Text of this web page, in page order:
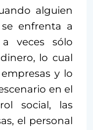
alguien
enfrenta a
veces sólo
lo cual
y lo
en el
social, las
el personal